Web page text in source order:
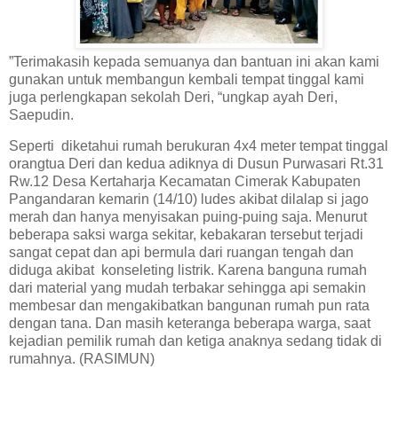
”Terimakasih kepada semuanya dan bantuan ini akan kami
gunakan untuk membangun kembali tempat tinggal kami
juga perlengkapan sekolah Deri, “ungkap ayah Deri,
Saepudin.
Seperti diketahui rumah berukuran 4x4 meter tempat tinggal
orangtua Deri dan kedua adiknya di Dusun Purwasari Rt.31
Rw.12 Desa Kertaharja Kecamatan Cimerak Kabupaten
Pangandaran kemarin (14/10) ludes akibat dilalap si jago
merah dan hanya menyisakan puing-puing saja. Menurut
beberapa saksi warga sekitar, kebakaran tersebut terjadi
sangat cepat dan api bermula dari ruangan tengah dan
diduga akibat konseleting listrik. Karena banguna rumah
dari material yang mudah terbakar sehingga api semakin
membesar dan mengakibatkan bangunan rumah pun rata
dengan tana. Dan masih keteranga beberapa warga, saat
kejadian pemilik rumah dan ketiga anaknya sedang tidak di
rumahnya. (RASIMUN)